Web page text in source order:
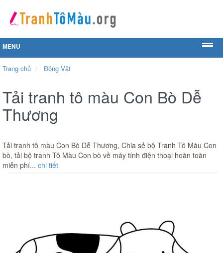
MENU
Trang chủ Động Vật
Tải tranh tô màu Con Bò Dễ
Thương
Tải tranh tô màu Con Bò Dễ Thương, Chia sẻ bộ Tranh Tô Màu Con
bò, tải bộ tranh Tô Màu Con bò về máy tính điện thoại hoàn toàn
miễn phí... chi tiết